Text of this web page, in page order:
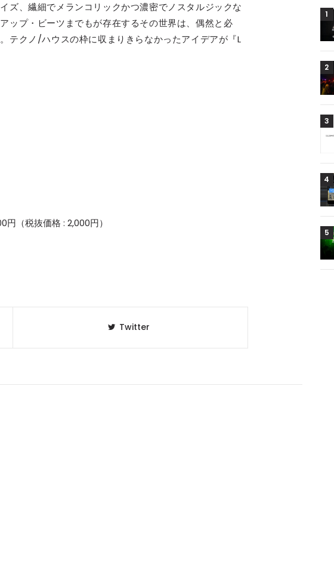
ズ、繊細でメランコリックかつ濃密でノスタルジックな
ップ・ビーツまでもが存在するその世界は、偶然と必
テクノ/ハウスの枠に収まりきらなかったアイデアが『L
（税抜価格 : 2,000円）
Twitter
1
クラベリア編集部が選ぶ、渋谷
のおすすめクラブ10選【2024
年最新】
1
2
3
4
5